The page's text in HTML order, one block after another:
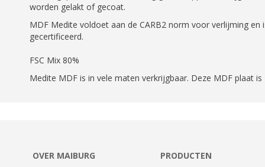
worden gelakt of gecoat.
MDF Medite voldoet aan de CARB2 norm voor verlijming en
gecertificeerd.
FSC Mix 80%
Medite MDF is in vele maten verkrijgbaar. Deze MDF plaat
OVER MAIBURG
PRODUCTEN